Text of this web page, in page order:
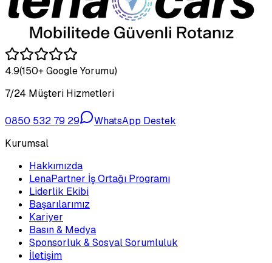
4.9(150+ Google Yorumu)
7/24 Müşteri Hizmetleri
0850 532 79 29
WhatsApp Destek
Kurumsal
Hakkımızda
LenaPartner İş Ortağı Programı
Liderlik Ekibi
Başarılarımız
Kariyer
Basın & Medya
Sponsorluk & Sosyal Sorumluluk
İletişim